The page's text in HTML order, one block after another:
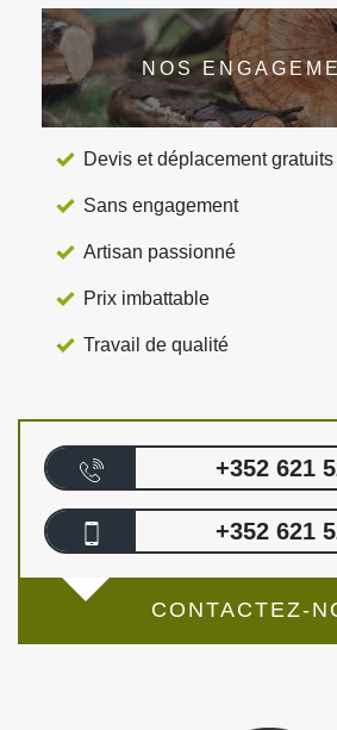
NOS
Devis et déplacement gratuits
Sans engagement
Artisan passionné
Prix imbattable
Travail de qualité
+352 621
+352 621
CONTACTEZ-